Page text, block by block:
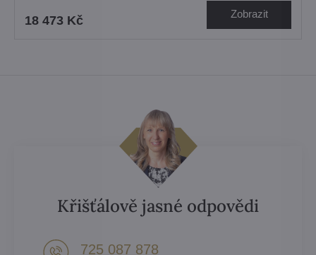
18 473 Kč Zobrazit
Křišťálově jasné odpovědi
725 087 878​